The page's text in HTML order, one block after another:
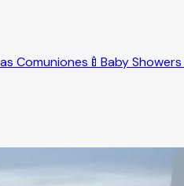
Comuniones 🍼 Baby Showers